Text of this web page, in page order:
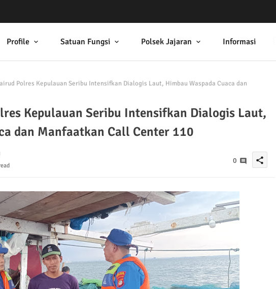
Profile Satuan Fungsi Polsek Jajaran Informasi
Polres Kepulauan Seribu Intensifkan Dialogis Laut, Himbau Waspada Cuaca dan
Kepulauan Seribu Intensifkan Dialogis Laut,
dan Manfaatkan Call Center 110
0 share